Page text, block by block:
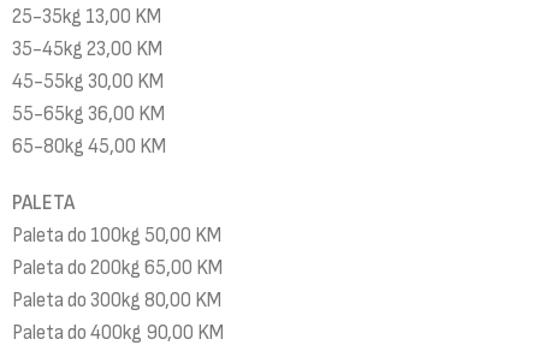
25-35kg 13,00 KM
35-45kg 23,00 KM
45-55kg 30,00 KM
55-65kg 36,00 KM
65-80kg 45,00 KM
PALETA
Paleta do 100kg 50,00 KM
Paleta do 200kg 65,00 KM
Paleta do 300kg 80,00 KM
Paleta do 400kg 90,00 KM